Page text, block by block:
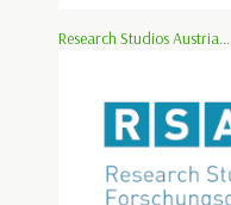
Research Studios Austria...